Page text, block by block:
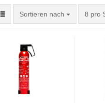
Sortieren nach
Sortieren nach 8 pro
pro